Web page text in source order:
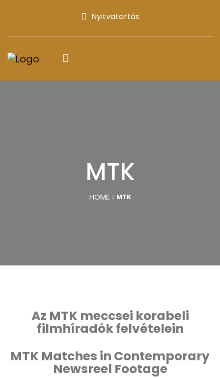
Nyitvatartás
MTK
HOME MTK
Az MTK meccsei korabeli
filmhíradók felvételein
MTK Matches in Contemporary
Newsreel Footage